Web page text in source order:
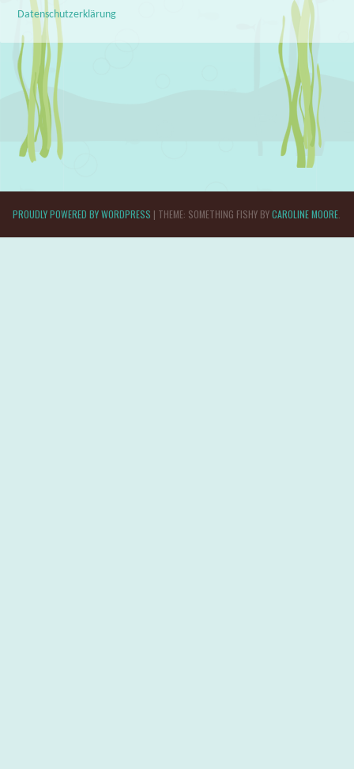
Datenschutzerklärung
PROUDLY POWERED BY WORDPRESS | THEME: SOMETHING FISHY BYCAROLINE MOORE